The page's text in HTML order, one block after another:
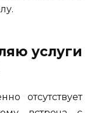
услуги
отсутствует